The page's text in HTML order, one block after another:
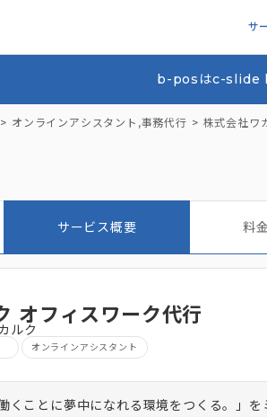
サ
b-posはc-slide
オンラインアシスタント ,事務代行 株式会社ワ
サービス概要 料
オフィスワーク代行
ルク
オンラインアシスタント
くことに夢中になれる環境をつくる。」